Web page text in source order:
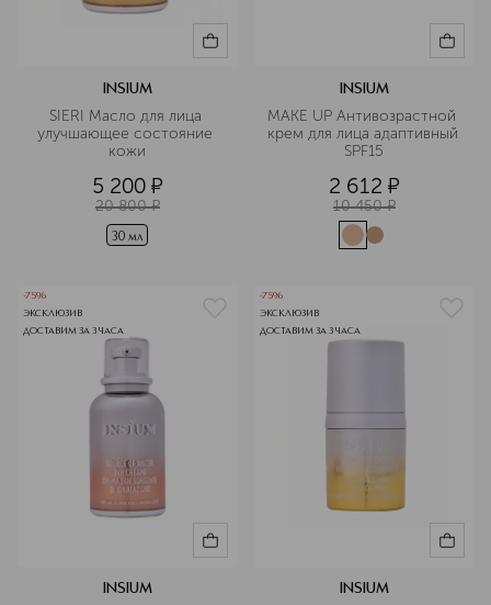
INSIUM
SIERI Масло для лица
улучшающее состояние
кожи
5 200 ¤
20 800 ¤
30 мл
INSIUM
MAKE UP Антивозрастной
крем для лица адаптивный
SPF15
2 612 ¤
10 450 ¤
-75%
ЭКСКЛЮЗИВ
ДОСТАВИМ ЗА 3 ЧАСА
INSIUM
-75%
ЭКСКЛЮЗИВ
ДОСТАВИМ ЗА 3 ЧАСА
INSIUM